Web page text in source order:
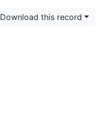
Download this record